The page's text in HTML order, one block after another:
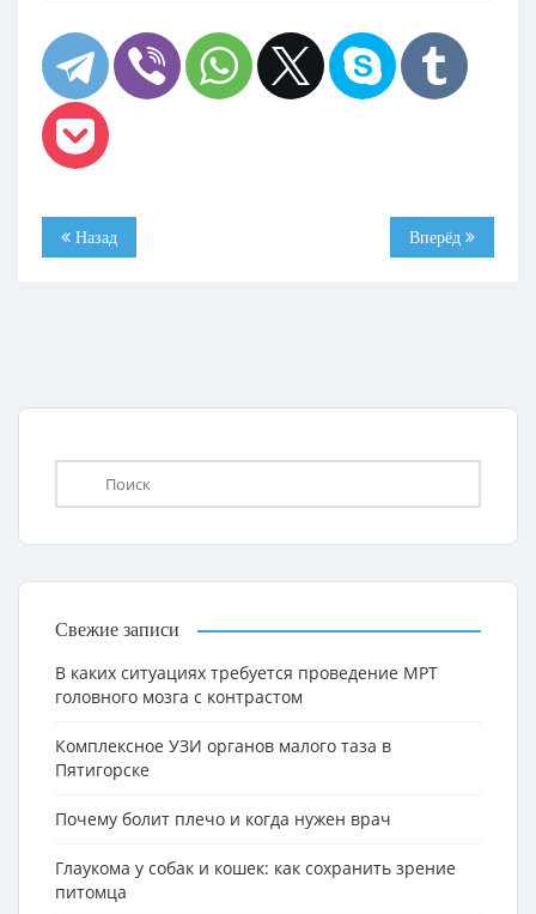
Назад Вперёд
Свежие записи
В каких ситуациях требуется проведение МРТ
головного мозга с контрастом
Комплексное УЗИ органов малого таза в
Пятигорске
Почему болит плечо и когда нужен врач
Глаукома у собак и кошек: как сохранить зрение
питомца